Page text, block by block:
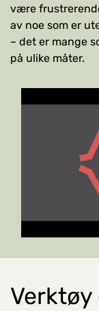
være
av noe som er
– det er mange
på ulike måter.
Verktøy